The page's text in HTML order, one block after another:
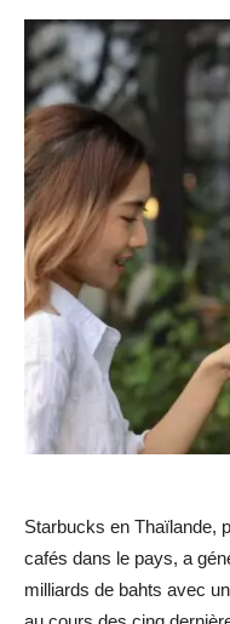
Starbucks en Thaïlande,
cafés dans le pays, a
milliards de bahts avec